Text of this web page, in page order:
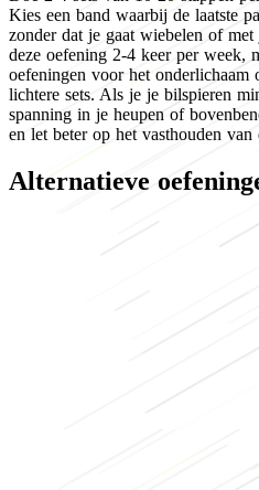
Kies een band waarbij de laatste
zonder dat je gaat wiebelen of
deze oefening 2-4 keer per week,
oefeningen voor het
lichtere sets. Als je je bilspieren
spanning in je heupen of
en let beter op het vasthouden van
Alternatieve